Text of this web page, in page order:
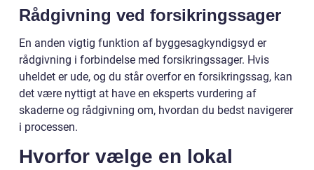
Rådgivning ved forsikringssager
En anden vigtig funktion af byggesagkyndigsyd er
rådgivning i forbindelse med forsikringssager. Hvis
uheldet er ude, og du står overfor en forsikringssag, kan
det være nyttigt at have en eksperts vurdering af
skaderne og rådgivning om, hvordan du bedst navigerer
i processen.
Hvorfor vælge en lokal